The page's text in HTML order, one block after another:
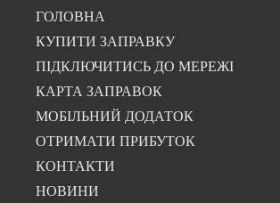
ГОЛОВНА
КУПИТИ ЗАПРАВКУ
ПІДКЛЮЧИТИСЬ ДО МЕРЕЖІ
КАРТА ЗАПРАВОК
МОБІЛЬНИЙ ДОДАТОК
ОТРИМАТИ ПРИБУТОК
КОНТАКТИ
НОВИНИ